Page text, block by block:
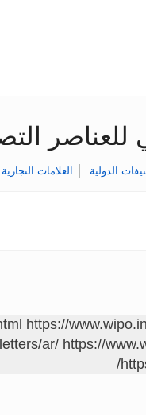
للعناصر
الدولية العلامات التجارية
https://
ar/ https://